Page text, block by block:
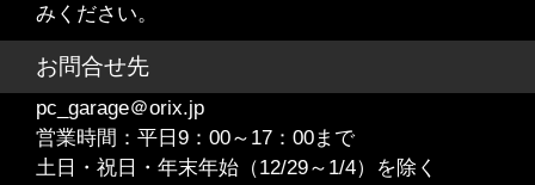
みください。
お問合せ先
pc_garage＠orix.jp
営業時間：平日9：00～17：00まで
土日・祝日・年末年始（12/29～1/4）を除く